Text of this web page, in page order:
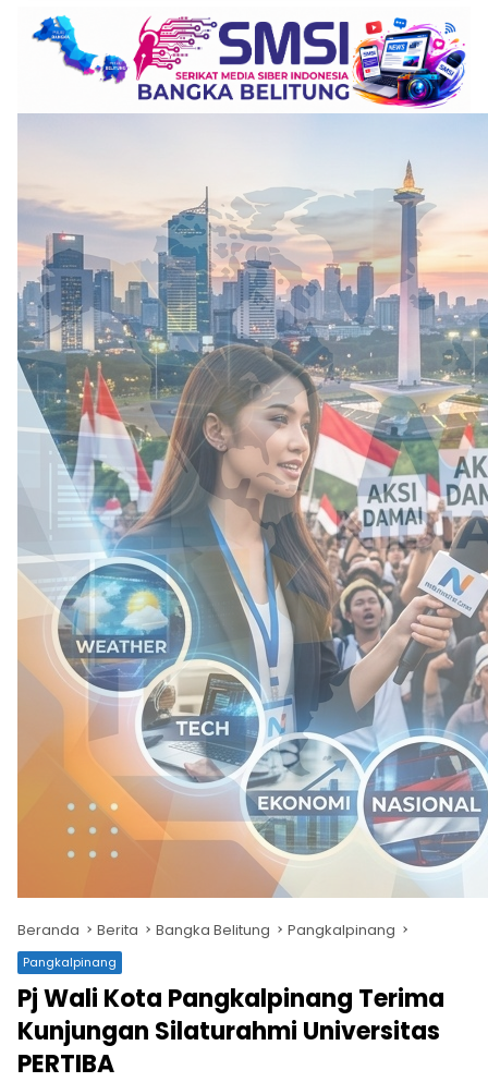
Beranda Berita Bangka Belitung Pangkalpinang
Pangkalpinang
Pj Wali Kota Pangkalpinang Terima
Kunjungan Silaturahmi Universitas
PERTIBA